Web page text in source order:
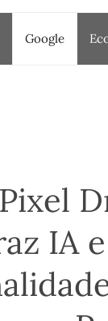
Google
IA